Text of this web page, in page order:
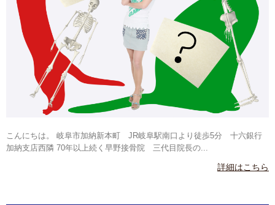
こんにちは。 岐阜市加納新本町 JR岐阜駅南口より徒歩5分 十六銀行
加納支店西隣 70年以上続く早野接骨院 三代目院長の...
詳細はこちら